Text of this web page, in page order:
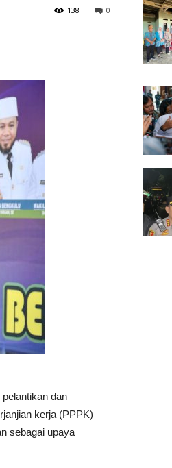
0
138
dan
kerja (PPPK)
sebagai upaya